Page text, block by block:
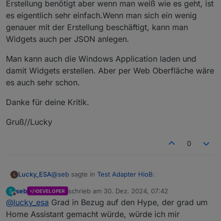
beschränkt nur auf die Aliasses.
Erstellung benötigt aber wenn man weiß wie es geht, ist
es eigentlich sehr einfach.Wenn man sich ein wenig
genauer mit der Erstellung beschäftigt, kann man
Widgets auch per JSON anlegen.
Man kann auch die Windows Application laden und
damit Widgets erstellen. Aber per Web Oberfläche wäre
es auch sehr schon.
Danke für deine Kritik.
Gruß//Lucky
0
L Lucky_ESA@seb sagte in Test Adapter HioB:
@mor15Euro Ich hab mir die App jetzt mal
angeschaut. Ich hätte da etwas gut gemeinte
In der Anleitung ist genau beschrieben wie man
S
Offline
seb DEVELOPER schrieb am 30. Dez. 2024, 07:42
zuletzt editiert von
@lucky_esa Grad in Bezug auf den Hype, der grad um
Home Assistant gemacht würde, würde ich mir